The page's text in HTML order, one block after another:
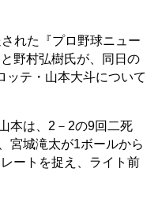
れた『プロ野球ニュー
野村弘樹氏が、同日の
ッテ・山本大斗について
本は、2－2の9回二死
宮城滝太が1ボールから
ートを捉え、ライト前